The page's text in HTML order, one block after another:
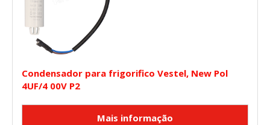
Condensador para frigorifico Vestel, New Pol
4UF/4 00V P2